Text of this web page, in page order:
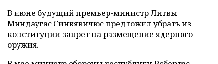
В июне будущий премьер-министр Литвы
Миндаугас Синкявичюспредложилубрать из
конституции запрет на размещение ядерного
оружия.